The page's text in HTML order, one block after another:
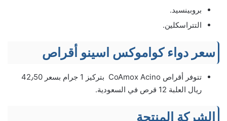
بروبينسيد.
التتراسكلين.
سعر دواء كواموكس اسينو أقراص
تتوفر أقراص CoAmox Acino بتركيز 1 جرام بسعر 42٫50
ريال العلبة 12 قرص في السعودية.
الشركة المنتجة